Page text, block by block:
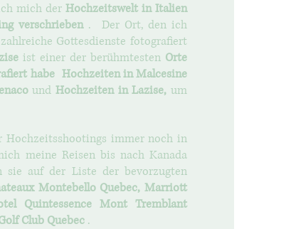
mich der Hochzeitswelt in Italien
verschrieben.
Der Ort, den ich
Gottesdienste fotografiert
ist einer der berühmtesten Orte
habe Hochzeiten in Malcesine
und Hochzeiten in Lazise, um
Hochzeitsshootings immer noch in
meine Reisen bis nach Kanada
sie auf der Liste der bevorzugten
Montebello Quebec, Marriott
Quintessence Mont Tremblant
Club Quebec .